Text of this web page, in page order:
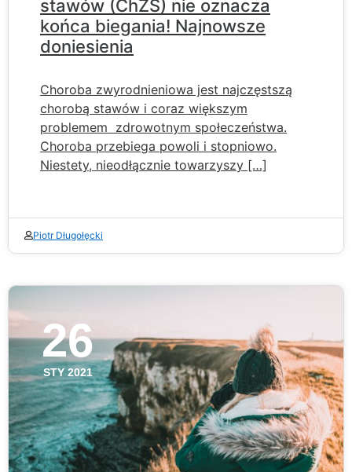
stawów (ChZS) nie oznacza
końca biegania! Najnowsze
doniesienia
Choroba zwyrodnieniowa jest najczęstszą
chorobą stawów i coraz większym
problemem zdrowotnym społeczeństwa.
Choroba przebiega powoli i stopniowo.
Niestety, nieodłącznie towarzyszy […]
Piotr Długołęcki
26
STY 2021